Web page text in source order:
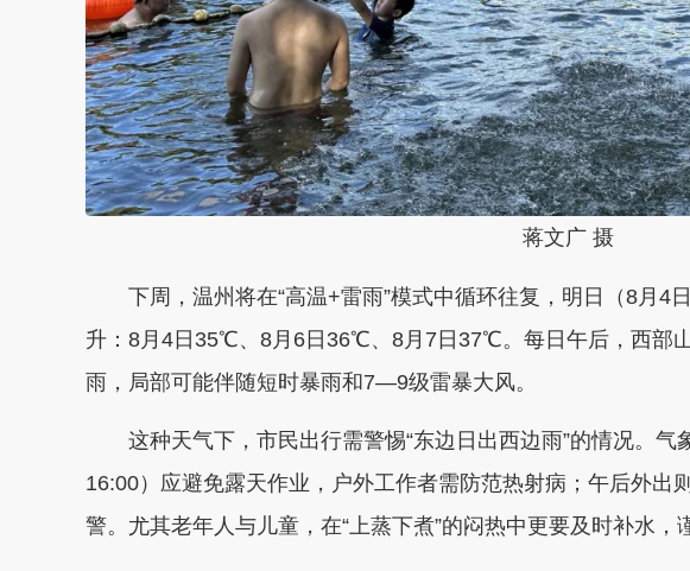
蒋文广 摄
下周，温州将在“高温+雷雨”模式中循环往复，明日（8月4
升：8月4日35℃、8月6日36℃、8月7日37℃。每日午后，西部
雨，局部可能伴随短时暴雨和7—9级雷暴大风。
这种天气下，市民出行需警惕“东边日出西边雨”的情况。
16:00）应避免露天作业，户外工作者需防范热射病；午后外出
警。尤其老年人与儿童，在“上蒸下煮”的闷热中更要及时补水，